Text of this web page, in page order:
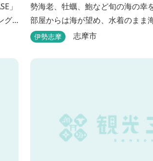
グ
や
摩
勢海老、牡蠣、鮑など旬の海の幸
部屋からは海が望め、水着のまま
行けます。
伊勢志摩 志摩市